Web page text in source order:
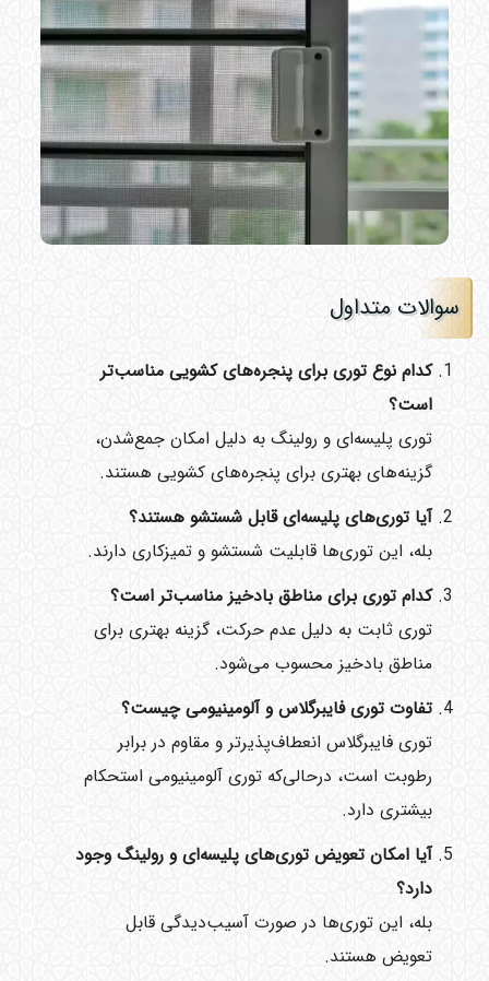
سوالات متداول
کدام نوع توری برای پنجره‌های کشویی مناسب‌تر
است؟
توری پلیسه‌ای و رولینگ به دلیل امکان جمع‌شدن،
گزینه‌های بهتری برای پنجره‌های کشویی هستند.
آیا توری‌های پلیسه‌ای قابل شستشو هستند؟
بله، این توری‌ها قابلیت شستشو و تمیزکاری دارند.
کدام توری برای مناطق بادخیز مناسب‌تر است؟
توری ثابت به دلیل عدم حرکت، گزینه بهتری برای
مناطق بادخیز محسوب می‌شود.
تفاوت توری فایبرگلاس و آلومینیومی چیست؟
توری فایبرگلاس انعطاف‌پذیرتر و مقاوم در برابر
رطوبت است، درحالی‌که توری آلومینیومی استحکام
بیشتری دارد.
آیا امکان تعویض توری‌های پلیسه‌ای و رولینگ وجود
دارد؟
بله، این توری‌ها در صورت آسیب‌دیدگی قابل
تعویض هستند.